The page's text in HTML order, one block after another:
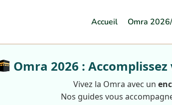
Accueil Omra
Omra 2026 :
Vivez la Omra avec un
Nos guides vous